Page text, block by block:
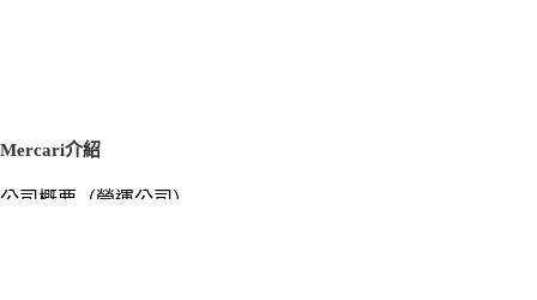
Mercari介紹
公司概要（營運公司）